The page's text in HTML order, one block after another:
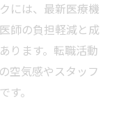
には、最新医療機
師の負担軽減と成
ります。転職活動
空気感やスタッフ
。